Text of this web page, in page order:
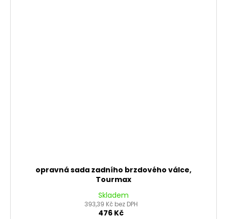
opravná sada zadního brzdového válce,
Tourmax
Skladem
393,39 Kč bez DPH
476 Kč